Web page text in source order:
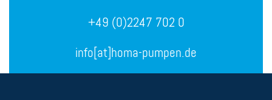
+49 (0)2247 702 0
info[at]homa-pumpen.de